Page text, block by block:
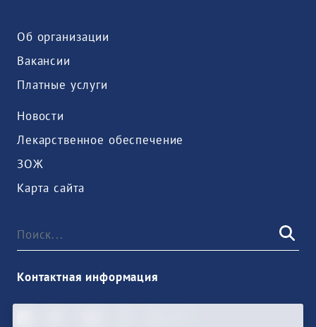
Об организации
Вакансии
Платные услуги
Новости
Лекарственное обеспечение
ЗОЖ
Карта сайта
Контактная информация